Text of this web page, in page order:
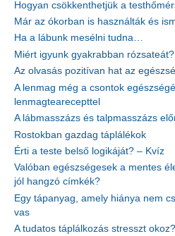
Hogyan csökkenthetjük a
Már az ókorban is használták és
Ha a lábunk mesélni tudna…
Miért igyunk gyakrabban rózsateát?
Az olvasás pozitívan hat az
A lenmag még a csontok
lenmagtearecepttel
A lábmasszázs és talpmasszázs
Rostokban gazdag táplálékok
Érti a teste belső logikáját? – Kvíz
Valóban egészségesek a mentes
jól hangzó címkék?
Egy tápanyag, amely hiánya nem
vas
A tudatos táplálkozás stresszt okoz?